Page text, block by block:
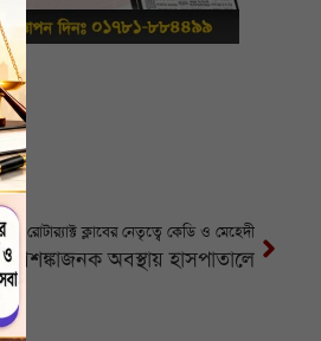
রোটার‌্যাক্ট ক্লাবের নেতৃত্বে কেডি ও মেহেদী
অবস্থায় হাসপাতালে